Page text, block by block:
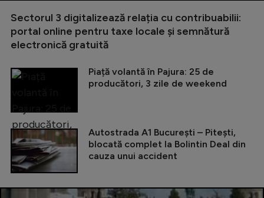
Sectorul 3 digitalizează relația cu contribuabilii:
portal online pentru taxe locale și semnătură
electronică gratuită
Piață volantă în Pajura: 25 de
producători, 3 zile de weekend
Autostrada A1 București – Pitești,
blocată complet la Bolintin Deal din
cauza unui accident